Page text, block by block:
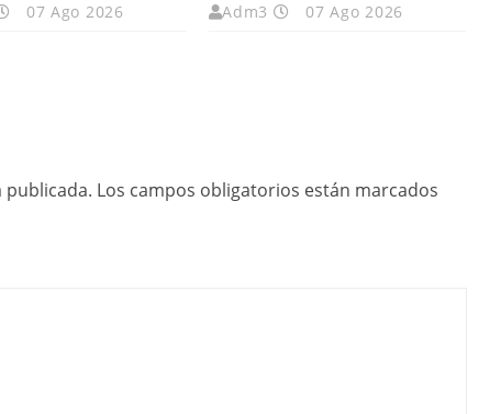
07 Ago 2026 Adm3 07 Ago 2026
Los campos obligatorios están marcados